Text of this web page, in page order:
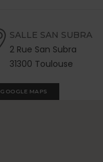
SALLE SAN SUBRA
2 Rue San Subra
31300 Toulouse
GOOGLE MAPS